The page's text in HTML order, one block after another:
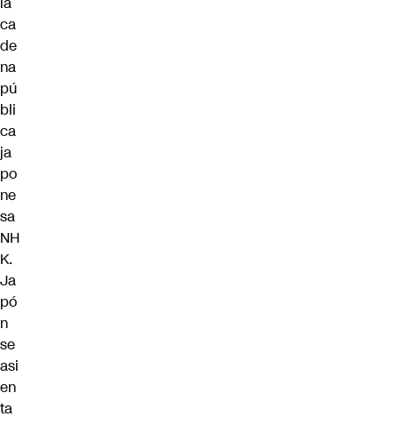
ca
de
na
pú
bli
ca
ja
po
ne
sa
NH
K.
Ja
pó
n
se
asi
en
ta